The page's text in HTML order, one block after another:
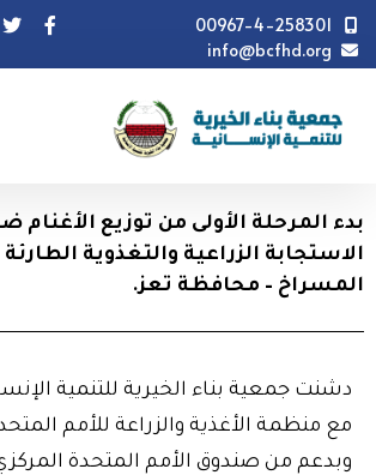
00967-4-258301
info@bcfhd.org
أخبار
بدء المرحلة الأولى من توزيع
الاستجابة الزراعية والتغذوية الطارئة في مديرية
بدء المرحلة الأولى من توزيع
الاستجابة الزراعية والتغذوية
المسراخ – محافظة تعز.
دشنت جمعية بناء الخيرية للتنمية
مع منظمة الأغذية والزراعة للأمم
وبدعم من صندوق الأمم المتحدة